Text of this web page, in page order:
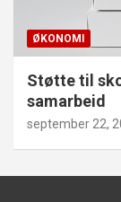
ØKONOMI
Støtte til
samarbeid
september 22,